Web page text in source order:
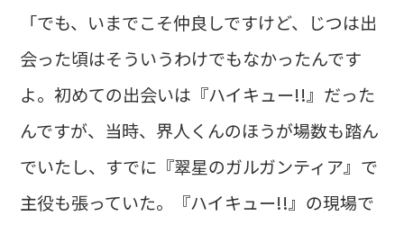
「でも、いまでこそ仲良しですけど、じつは出
会った頃はそういうわけでもなかったんです
よ。初めての出会いは『ハイキュー!!』だった
んですが、当時、界人くんのほうが場数も踏ん
でいたし、すでに『翠星のガルガンティア』で
主役も張っていた。『ハイキュー!!』の現場で